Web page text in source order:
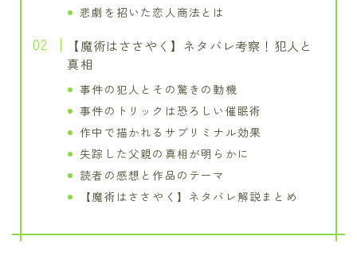
悲劇を招いた恋人商法とは
【魔術はささやく】ネタバレ考察！犯人と
真相
事件の犯人とその驚きの動機
事件のトリックは恐ろしい催眠術
作中で描かれるサブリミナル効果
失踪した父親の真相が明らかに
読者の感想と作品のテーマ
【魔術はささやく】ネタバレ解説まとめ